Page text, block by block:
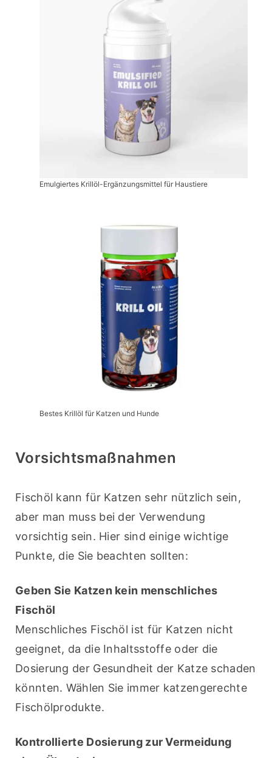
Emulgiertes Krillöl-Ergänzungsmittel für Haustiere
Bestes Krillöl für Katzen und Hunde
Vorsichtsmaßnahmen
Fischöl kann für Katzen sehr nützlich sein,
aber man muss bei der Verwendung
vorsichtig sein. Hier sind einige wichtige
Punkte, die Sie beachten sollten:
Geben Sie Katzen kein menschliches
Fischöl
Menschliches Fischöl ist für Katzen nicht
geeignet, da die Inhaltsstoffe oder die
Dosierung der Gesundheit der Katze schaden
könnten. Wählen Sie immer katzengerechte
Fischölprodukte.
Kontrollierte Dosierung zur Vermeidung